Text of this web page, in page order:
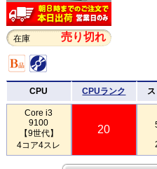
在庫 売り切れ
CPU CPUランク
Core i3
9100
【9世代】
4コア4スレ
20